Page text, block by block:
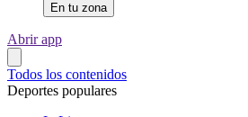
En tu zona
Abrir app
Todos los contenidos
Deportes populares